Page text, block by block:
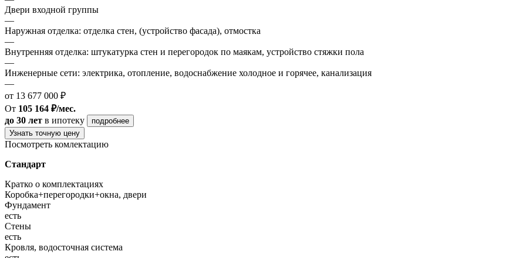
Двери входной группы
—
Наружная отделка: отделка стен, (устройство фасада), отмостка
—
Внутренняя отделка: штукатурка стен и перегородок по маякам, устройство стяжки пола
—
Инженерные сети: электрика, отопление, водоснабжение холодное и горячее, канализация
—
от 13 677 000 ₽
От 105 164 ₽/мес.
до 30 лет в ипотеку
подробнее
Узнать точную цену
Посмотреть комлектацию
Стандарт
Кратко о комплектациях
Коробка+перегородки+окна, двери
Фундамент
есть
Стены
есть
Кровля, водосточная система